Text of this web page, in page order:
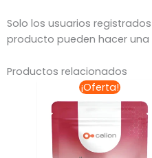
Solo los usuarios
producto pueden hacer una
Productos relacionados
¡Oferta!
El
precio
original
$1,418.95.